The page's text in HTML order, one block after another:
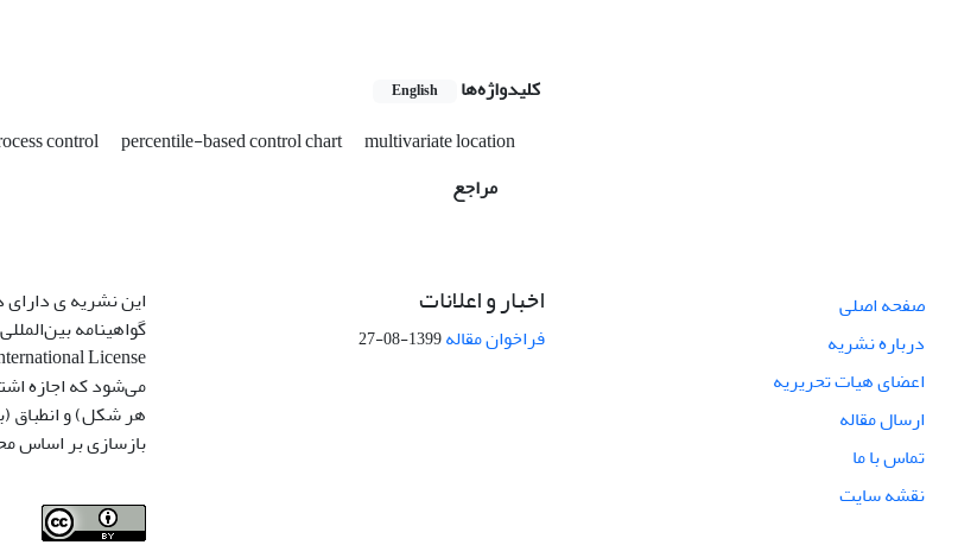
کلیدواژه‌ها English
control percentile-based control chart multivariate location
مراجع
صفحه اصلی
درباره نشریه
اعضای هیات تحریریه
ارسال مقاله
تماس با ما
نقشه سایت
اخبار و اعلانات
فراخوان مقاله1399-08-27
این نشریه ی
می‌شود که اجازه
هر شکل) و انطباق
بازسازی بر اساس